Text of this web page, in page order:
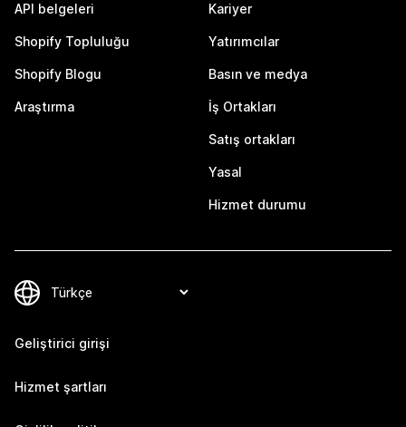
API belgeleri
Shopify Topluluğu
Shopify Blogu
Araştırma
Kariyer
Yatırımcılar
Basın ve medya
İş Ortakları
Satış ortakları
Yasal
Hizmet durumu
Geliştirici girişi
Hizmet şartları